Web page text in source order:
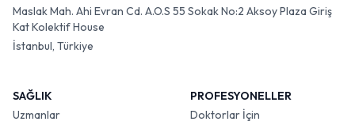
Maslak Mah. Ahi Evran Cd. A.O.S 55 Sokak No:2 Aksoy Plaza Giriş
Kat Kolektif House
İstanbul, Türkiye
SAĞLIK
Uzmanlar
PROFESYONELLER
Doktorlar İçin